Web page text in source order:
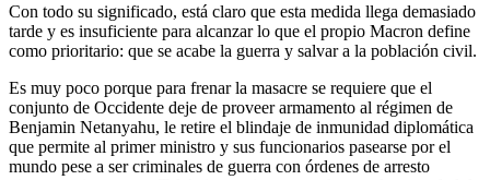
Con todo su significado, está claro que esta medida llega demasiado
tarde y es insuficiente para alcanzar lo que el propio Macron define
como prioritario: que se acabe la guerra y salvar a la población civil.
Es muy poco porque para frenar la masacre se requiere que el
conjunto de Occidente deje de proveer armamento al régimen de
Benjamin Netanyahu, le retire el blindaje de inmunidad diplomática
que permite al primer ministro y sus funcionarios pasearse por el
mundo pese a ser criminales de guerra con órdenes de arresto